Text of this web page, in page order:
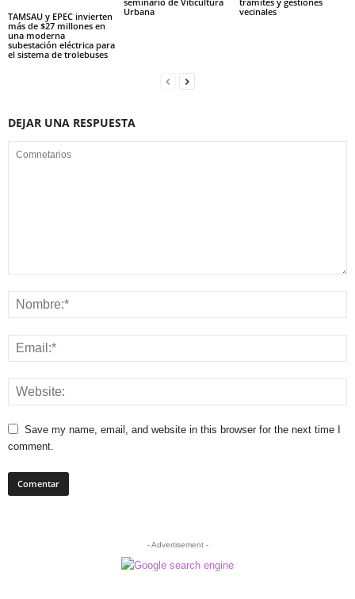
TAMSAU y EPEC invierten
más de $27 millones en
una moderna
subestación eléctrica para
el sistema de trolebuses
Urbana
vecinales
DEJAR UNA RESPUESTA
Save my name, email, and website in this browser for the next time I
comment.
- Advertisement -